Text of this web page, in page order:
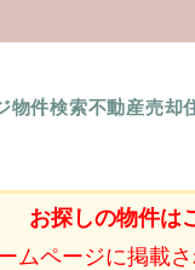
物件検索不動産売却
お探しの物件は
ムページに掲載